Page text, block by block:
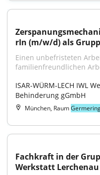
rIn (m/w/d) als
Einen unbefristeten
familienfreundlichen
ISAR-WÜRM-LECH IWL
Behinderung gGmbH
München, Raum
Fachkraft in der
Werkstatt Lerchenau